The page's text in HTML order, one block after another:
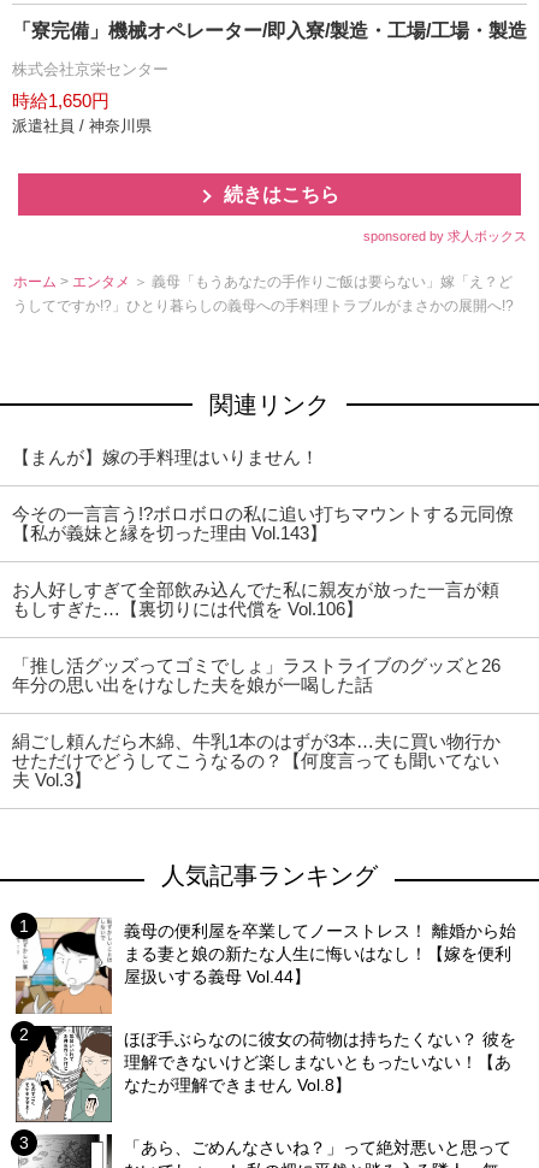
「寮完備」機械オペレーター/即入寮/製造・工場/工場・製造
株式会社京栄センター
時給1,650円
派遣社員 / 神奈川県
続きはこちら
sponsored by 求人ボックス
ホーム > エンタメ ＞ 義母「もうあなたの手作りご飯は要らない」嫁「え？ど
うしてですか!?」ひとり暮らしの義母への手料理トラブルがまさかの展開へ!?
関連リンク
【まんが】嫁の手料理はいりません！
今その一言言う!?ボロボロの私に追い打ちマウントする元同僚
【私が義妹と縁を切った理由 Vol.143】
お人好しすぎて全部飲み込んでた私に親友が放った一言が頼
もしすぎた…【裏切りには代償を Vol.106】
「推し活グッズってゴミでしょ」ラストライブのグッズと26
年分の思い出をけなした夫を娘が一喝した話
絹ごし頼んだら木綿、牛乳1本のはずが3本…夫に買い物行か
せただけでどうしてこうなるの？【何度言っても聞いてない
夫 Vol.3】
人気記事ランキング
義母の便利屋を卒業してノーストレス！ 離婚から始
まる妻と娘の新たな人生に悔いはなし！【嫁を便利
屋扱いする義母 Vol.44】
ほぼ手ぶらなのに彼女の荷物は持ちたくない？ 彼を
理解できないけど楽しまないともったいない！【あ
なたが理解できません Vol.8】
「あら、ごめんなさいね？」って絶対悪いと思って